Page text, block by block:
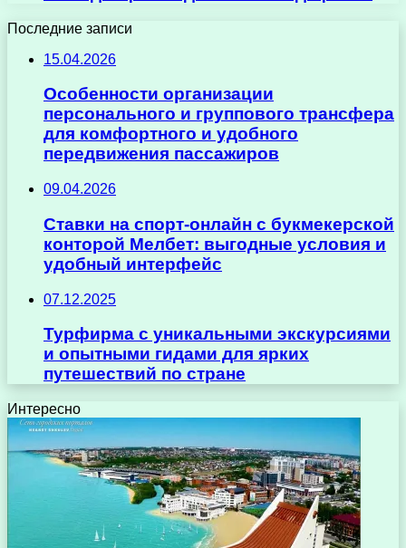
Последние записи
15.04.2026
Особенности организации
персонального и группового трансфера
для комфортного и удобного
передвижения пассажиров
09.04.2026
Ставки на спорт-онлайн с букмекерской
конторой Мелбет: выгодные условия и
удобный интерфейс
07.12.2025
Турфирма с уникальными экскурсиями
и опытными гидами для ярких
путешествий по стране
Интересно